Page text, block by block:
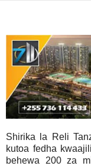
Shirika la Reli
kutoa fedha
behewa 200 za